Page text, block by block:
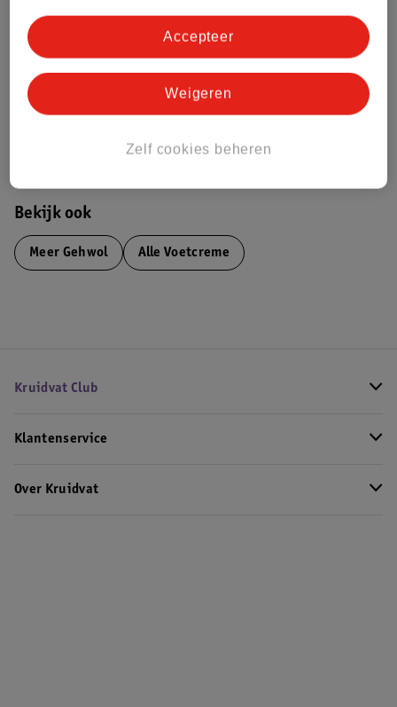
Meer informatie
Bestel & Bezorginformatie
Aanvullende informatie
Bekijk ook
Meer Gehwol Alle Voetcreme
Kruidvat Club
Klantenservice
Over Kruidvat
Zelf cookies beheren
Weigeren
Accepteer